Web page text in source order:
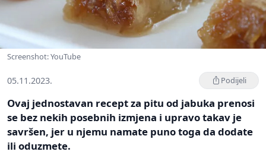
Screenshot: YouTube
05.11.2023. Podijeli
Ovaj jednostavan recept za pitu od jabuka prenosi
se bez nekih posebnih izmjena i upravo takav je
savršen, jer u njemu namate puno toga da dodate
ili oduzmete.